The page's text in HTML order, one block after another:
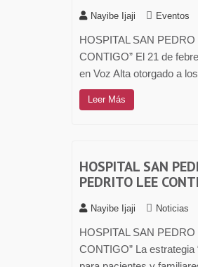
Nayibe Ijaji Eventos
HOSPITAL SAN
CONTIGO” El 21 de
en Voz Alta otorgado a
Leer Más
HOSPITAL SAN
PEDRITO LEE
Nayibe Ijaji Noticias
HOSPITAL SAN
CONTIGO” La